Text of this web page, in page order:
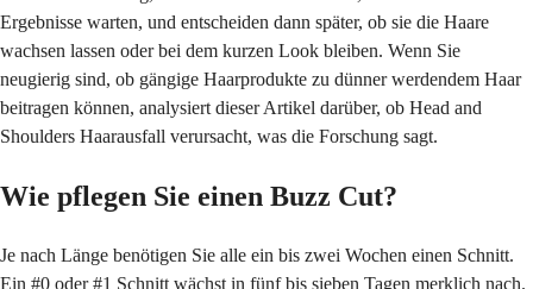
Ergebnisse warten, und entscheiden dann später, ob sie die Haare
wachsen lassen oder bei dem kurzen Look bleiben. Wenn Sie
neugierig sind, ob gängige Haarprodukte zu dünner werdendem Haar
beitragen können, analysiert dieser Artikel darüber, ob Head and
Shoulders Haarausfall verursacht, was die Forschung sagt.
Wie pflegen Sie einen Buzz Cut?
Je nach Länge benötigen Sie alle ein bis zwei Wochen einen Schnitt.
Ein #0 oder #1 Schnitt wächst in fünf bis sieben Tagen merklich nach.